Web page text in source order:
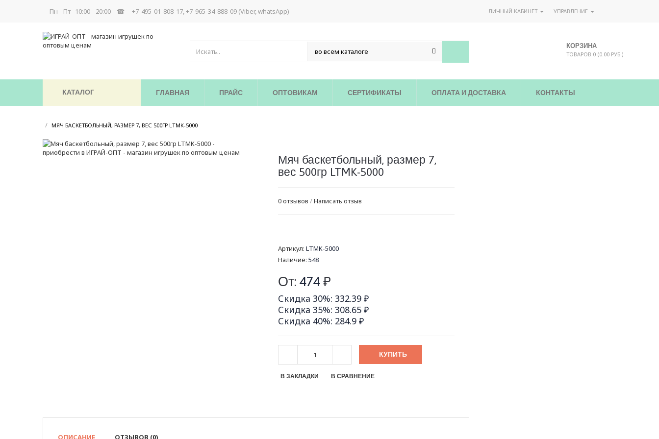
Пн - Пт 10:00 - 20:00 ☎ +7-495-01-808-17, +7-965-34-888-09 (Viber, whatsApp) ЛИЧНЫЙ КАБИНЕТ УПРАВЛЕНИЕ
КОРЗИНА
ТОВАРОВ 0 (0.00 РУБ.)
КАТАЛОГ ГЛАВНАЯ ПРАЙС ОПТОВИКАМ СЕРТИФИКАТЫ ОПЛАТА И ДОСТАВКА КОНТАКТЫ
/ МЯЧ БАСКЕТБОЛЬНЫЙ, РАЗМЕР 7, ВЕС 500ГР LTMK-5000
Мяч баскетбольный, размер 7,
вес 500гр LTMK-5000
0 отзывов /Написать отзыв
Артикул: LTMK-5000
Наличие: 548
От: 474₽
Скидка 30%: 332.39 ₽
Скидка 35%: 308.65 ₽
Скидка 40%: 284.9 ₽
КУПИТЬ
В ЗАКЛАДКИ В СРАВНЕНИЕ
ОПИСАНИЕ ОТЗЫВОВ (0)